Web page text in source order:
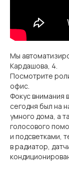
Мы
Кардашова, 4.
Посмотрите
офис.
Фокус внимания
сегодня был на
умного дома, а
голосового
и подсветками,
в радиатор,